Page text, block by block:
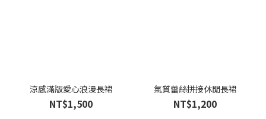
涼感滿版愛心浪漫長裙
NT$1,500
氣質蕾絲拼接休閒長裙
NT$1,200